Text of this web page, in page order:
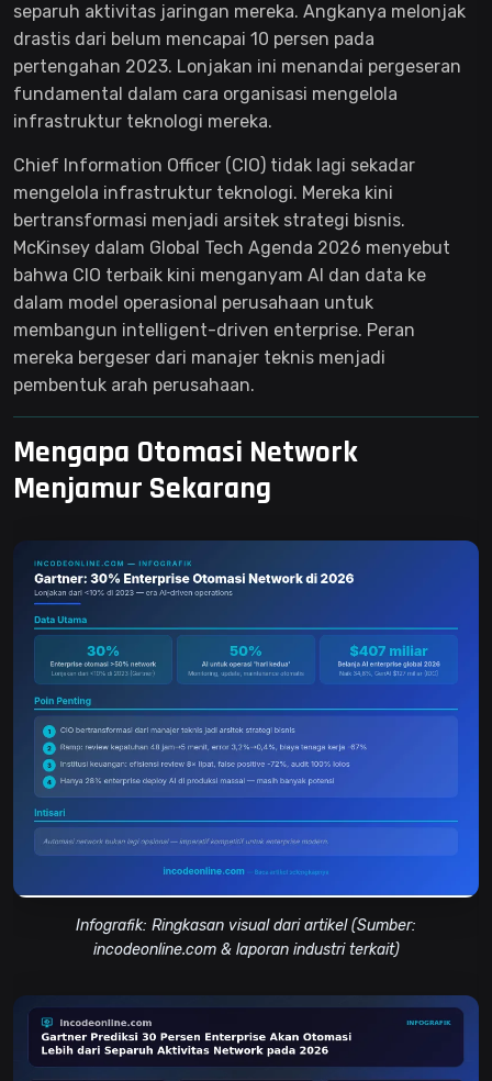
separuh aktivitas jaringan mereka. Angkanya melonjak
drastis dari belum mencapai 10 persen pada
pertengahan 2023. Lonjakan ini menandai pergeseran
fundamental dalam cara organisasi mengelola
infrastruktur teknologi mereka.
Chief Information Officer (CIO) tidak lagi sekadar
mengelola infrastruktur teknologi. Mereka kini
bertransformasi menjadi arsitek strategi bisnis.
McKinsey dalam Global Tech Agenda 2026 menyebut
bahwa CIO terbaik kini menganyam AI dan data ke
dalam model operasional perusahaan untuk
membangun intelligent-driven enterprise. Peran
mereka bergeser dari manajer teknis menjadi
pembentuk arah perusahaan.
Mengapa Otomasi Network
Menjamur Sekarang
Infografik: Ringkasan visual dari artikel (Sumber:
incodeonline.com & laporan industri terkait)